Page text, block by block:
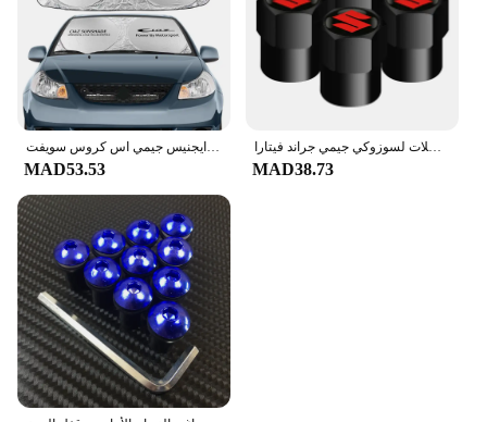
MAD53.53
السيارات الجلد المدبوغ مفتاح حزام حلقة رئيسية سبائك معدنية غطاء الصمام قبعات العجلات لسوزوكي جيمي جراند فيتارا sx4 سويفت ألتو
MAD38.73